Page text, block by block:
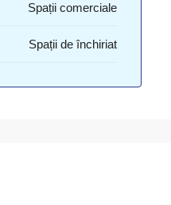
Spații comerciale
Spații de închiriat